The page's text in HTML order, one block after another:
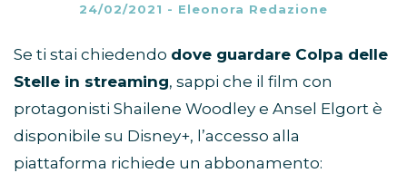
24/02/2021 - Eleonora Redazione
Se ti stai chiedendo dove guardare Colpa delle
Stelle in streaming, sappi che il film con
protagonisti Shailene Woodley e Ansel Elgort è
disponibile su Disney+, l’accesso alla
piattaforma richiede un abbonamento: